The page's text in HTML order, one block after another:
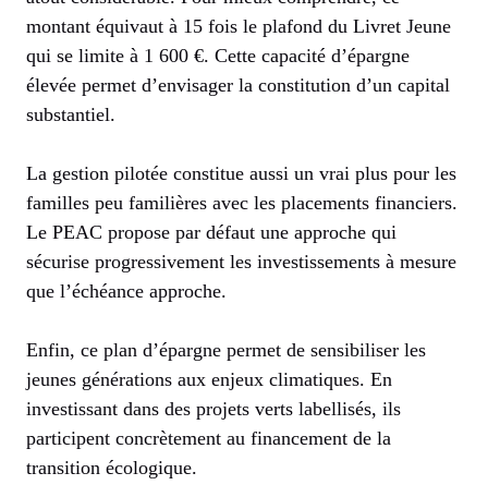
montant équivaut à 15 fois le plafond du Livret Jeune
qui se limite à 1 600 €. Cette capacité d’épargne
élevée permet d’envisager la constitution d’un capital
substantiel.
La gestion pilotée constitue aussi un vrai plus pour les
familles peu familières avec les placements financiers.
Le PEAC propose par défaut une approche qui
sécurise progressivement les investissements à mesure
que l’échéance approche.
Enfin, ce plan d’épargne permet de sensibiliser les
jeunes générations aux enjeux climatiques. En
investissant dans des projets verts labellisés, ils
participent concrètement au financement de la
transition écologique.